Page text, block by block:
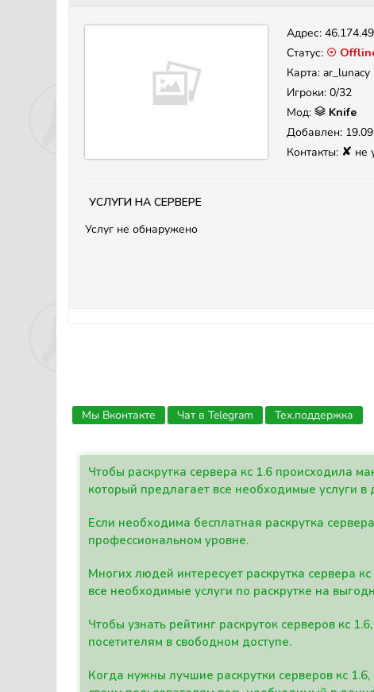
Адрес:
Статус: ☉
Карта: ar_lunacy
Игроки: 0/32
Мод:
Knife
Добавлен:
Контакты: ✘ не
Услуги на сервере
Услуг не обнаружено
Мы Вконтакте Чат в Telegram Тех.поддержка
Чтобы раскрутка сервера кс 1.6 происходила
который предлагает все необходимые услуги
Если необходима бесплатная раскрутка
профессиональном уровне.
Многих людей интересует раскрутка сервера
все необходимые услуги по раскрутке на
Чтобы узнать рейтинг раскруток серверов кс
посетителям в свободном доступе.
Когда нужны лучшие раскрутки серверов кс